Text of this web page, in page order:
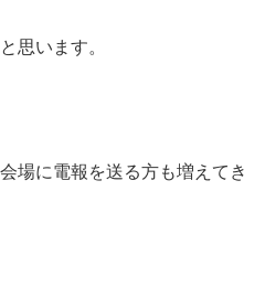
思います。
場に電報を送る方も増えてき